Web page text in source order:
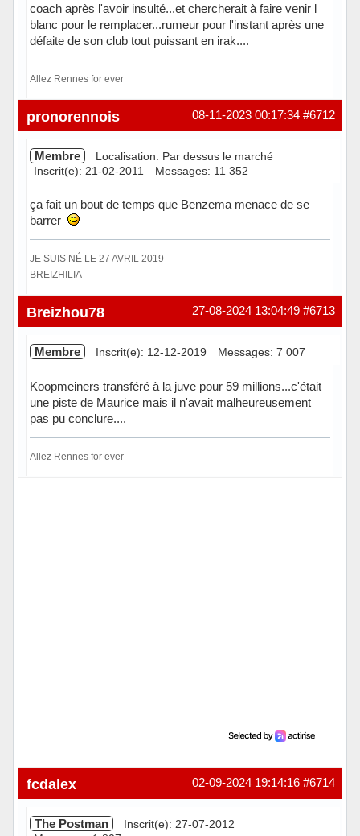
coach après l'avoir insulté...et chercherait à faire venir l
blanc pour le remplacer...rumeur pour l'instant après une
défaite de son club tout puissant en irak....
Allez Rennes for ever
Hors ligne #6712
08-11-2023 00:17:34
pronorennois
Membre
Localisation: Par dessus le marché
Inscrit(e): 21-02-2011
Messages: 11 352
ça fait un bout de temps que Benzema menace de se
barrer
JE SUIS NÉ LE 27 AVRIL 2019
BREIZHILIA
Hors ligne #6713
27-08-2024 13:04:49
Breizhou78
Membre Inscrit(e): 12-12-2019 Messages: 7 007
Koopmeiners transféré à la juve pour 59 millions...c'était
une piste de Maurice mais il n'avait malheureusement
pas pu conclure....
Allez Rennes for ever
#6714
02-09-2024 19:14:16
fcdalex
The Postman
Inscrit(e): 27-07-2012